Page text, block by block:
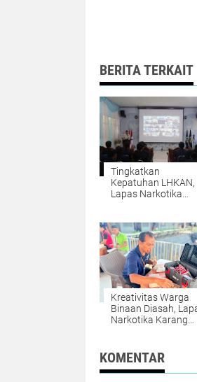
BERITA TERKAIT
Tingkatkan
Kepatuhan LHKAN,
Lapas Narkotika
Satker di Kanwil
Kalsel
Kreativitas Warga
Binaan Diasah,
Narkotika Karang
Gantungan Kunci
Huruf Abjad dari
Bambu
KOMENTAR